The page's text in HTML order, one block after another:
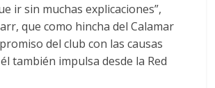
ir sin muchas explicaciones”,
que como hincha del Calamar
del club con las causas
también impulsa desde la Red